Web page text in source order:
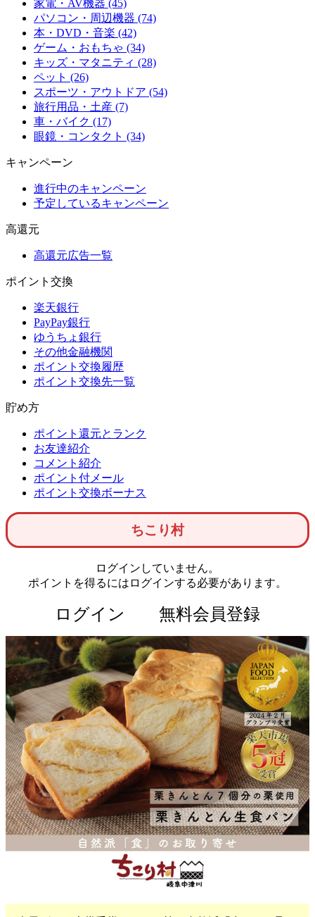
家電・AV機器 (45)
パソコン・周辺機器 (74)
本・DVD・音楽 (42)
ゲーム・おもちゃ (34)
キッズ・マタニティ (28)
ペット (26)
スポーツ・アウトドア (54)
旅行用品・土産 (7)
車・バイク (17)
眼鏡・コンタクト (34)
キャンペーン
進行中のキャンペーン
予定しているキャンペーン
高還元
高還元広告一覧
ポイント交換
楽天銀行
PayPay銀行
ゆうちょ銀行
その他金融機関
ポイント交換履歴
ポイント交換先一覧
貯め方
ポイント還元とランク
お友達紹介
コメント紹介
ポイント付メール
ポイント交換ボーナス
ちこり村
ログインしていません。
ポイントを得るにはログインする必要があります。
ログイン 無料会員登録